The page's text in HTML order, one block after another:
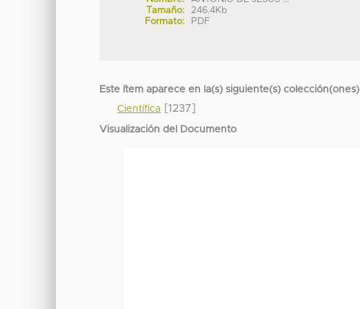
Tamaño:
246.4Kb
Formato:
PDF
Este ítem aparece en la(s) siguiente(s) colección(ones)
Científica [1237]
Visualización del Documento